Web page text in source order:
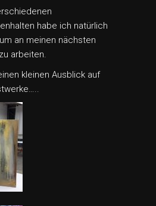
habe ich natürlich
an meinen nächsten
arbeiten.
kleinen Ausblick auf